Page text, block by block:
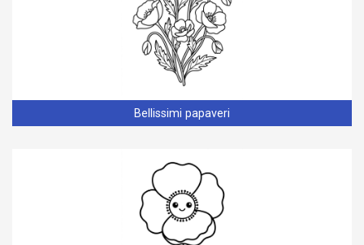
Bellissimi papaveri